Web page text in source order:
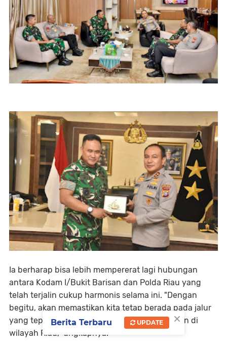
Ia berharap bisa lebih mempererat lagi hubungan
antara Kodam I/Bukit Barisan dan Polda Riau yang
telah terjalin cukup harmonis selama ini. "Dengan
begitu, akan memastikan kita tetap berada pada jalur
yang tepat dalam menjaga stabilitas keamanan di
wilayah Riau," ungkapnya.
×
Berita Terbaru UPDATE